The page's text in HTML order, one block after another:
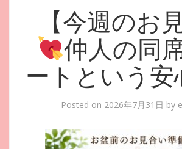
【今週のお
仲人の同
ートという安
Posted on 2026年7月31日 by